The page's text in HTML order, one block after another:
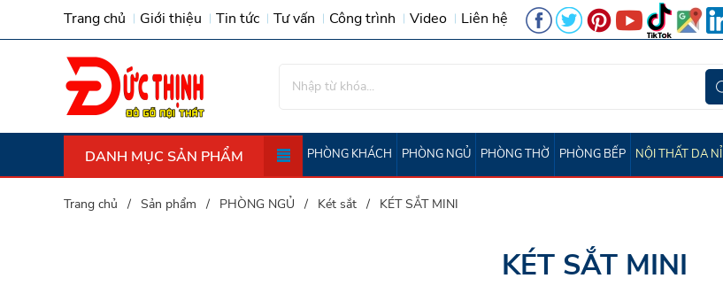
Trang chủ Giới thiệu Tin tức Tư vấn Công trình Video Liên hệ
DANH MỤC SẢN PHẨM PHÒNG KHÁCH PHÒNG NGỦ PHÒNG THỜ PHÒNG BẾP NỘI THẤT DA NỈ
Trang chủ Sản phẩm PHÒNG NGỦ Két sắt KÉT SẮT MINI
KÉT SẮT MINI